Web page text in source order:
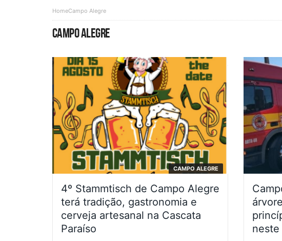
HomeCampo Alegre
CAMPO ALEGRE
CAMPO ALEGRE
4º Stammtisch de Campo Alegre
terá tradição, gastronomia e
cerveja artesanal na Cascata
Paraíso
neste